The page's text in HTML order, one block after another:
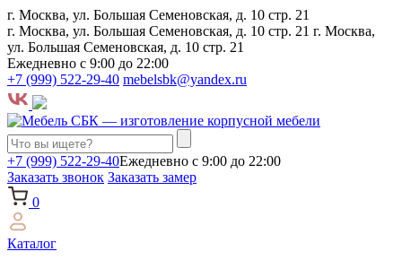
г. Москва, ул. Большая Семеновская, д. 10 стр. 21
г. Москва, ул. Большая Семеновская, д. 10 стр. 21 г. Москва,
ул. Большая Семеновская, д. 10 стр. 21
Ежедневно с 9:00 до 22:00
+7 (999) 522-29-40 mebelsbk@yandex.ru
+7 (999) 522-29-40Ежедневно с 9:00 до 22:00
Заказать звонок Заказать замер
0
Каталог